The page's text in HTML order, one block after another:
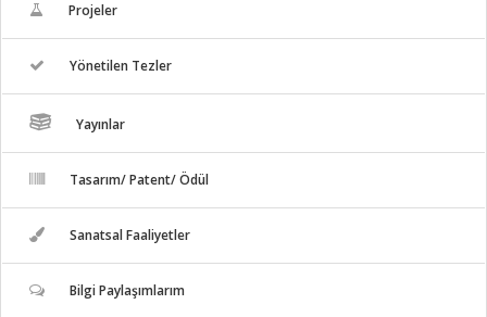
Projeler
Yönetilen Tezler
Yayınlar
Tasarım/ Patent/ Ödül
Sanatsal Faaliyetler
Bilgi Paylaşımlarım